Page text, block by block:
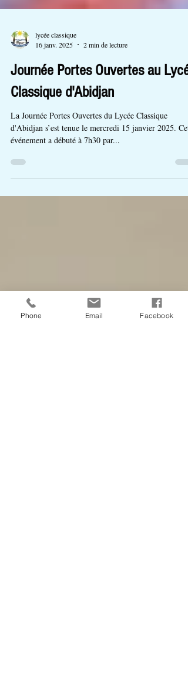
lycée classique
16 janv. 2025
2 min de lecture
Journée Portes Ouvertes au Lycée
Classique d'Abidjan
La Journée Portes Ouvertes du Lycée Classique
événement a débuté à 7h30 par...
Phone Email Facebook